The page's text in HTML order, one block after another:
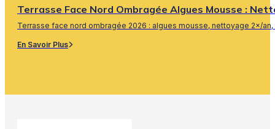
Terrasse Face Nord Ombragée Algues Mousse :
Terrasse face nord ombragée 2026 : algues mousse, nettoyage 2×/
En Savoir Plus